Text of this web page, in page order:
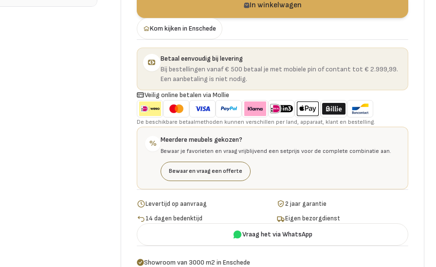
In winkelwagen
Kom kijken in Enschede
Betaal eenvoudig bij levering
Bij bestellingen vanaf € 500 betaal je met mobiele pin of contant tot € 2.999,99.
Een aanbetaling is niet nodig.
Veilig online betalen via Mollie
De beschikbare betaalmethoden kunnen verschillen per land, apparaat, klant en bestelling.
% Meerdere meubels gekozen?
Bewaar je favorieten en vraag vrijblijvend een setprijs voor de complete combinatie aan.
Bewaar en vraag een offerte
Levertijd op aanvraag
2 jaar garantie
14 dagen bedenktijd
Eigen bezorgdienst
Vraag het via WhatsApp
Showroom van 3000 m2 in Enschede